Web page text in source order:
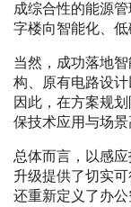
成综合性的能源
字楼向智能化、低
当然，成功落地
构、原有电路设计
因此，在方案规
保技术应用与场景
总体而言，以感
升级提供了切实
还重新定义了办